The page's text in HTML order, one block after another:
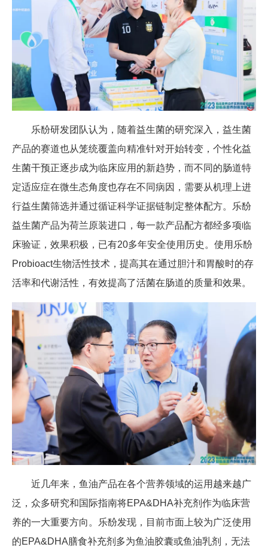
乐馚研发团队认为，随着益生菌的研究深入，益生菌
产品的赛道也从笼统覆盖向精准针对开始转变，个性化益
生菌干预正逐步成为临床应用的新趋势，而不同的肠道特
定适应症在微生态角度也存在不同病因，需要从机理上进
行益生菌筛选并通过循证科学证据链制定整体配方。乐馚
益生菌产品为荷兰原装进口，每一款产品配方都经多项临
床验证，效果积极，已有20多年安全使用历史。使用乐馚
Probioact生物活性技术，提高其在通过胆汁和胃酸时的存
活率和代谢活性，有效提高了活菌在肠道的质量和效果。
近几年来，鱼油产品在各个营养领域的运用越来越广
泛，众多研究和国际指南将EPA&DHA补充剂作为临床营
养的一大重要方向。乐馚发现，目前市面上较为广泛使用
的EPA&DHA膳食补充剂多为鱼油胶囊或鱼油乳剂，无法